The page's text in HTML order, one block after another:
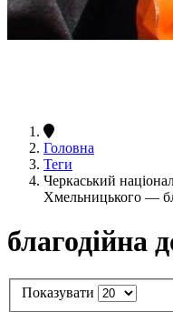
Головна
Теги
Черкаський
Хмельницького —
благодійна
Показувати